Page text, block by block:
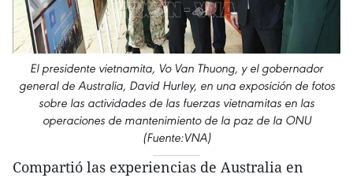
El presidente vietnamita, Vo Van Thuong, y el gobernador
general de Australia, David Hurley, en una exposición de fotos
sobre las actividades de las fuerzas vietnamitas en las
operaciones de mantenimiento de la paz de la ONU
(Fuente:VNA)
Compartió las experiencias de Australia en